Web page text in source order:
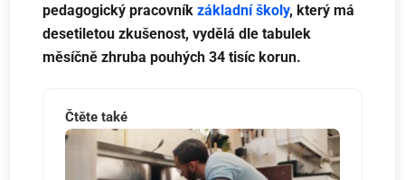
pedagogický pracovníkzákladní školy, který má
desetiletou zkušenost, vydělá dle tabulek
měsíčně zhruba pouhých 34 tisíc korun.
Čtěte také